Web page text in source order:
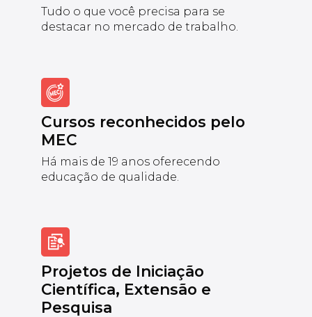
Tudo o que você precisa para se
destacar no mercado de trabalho.
Cursos reconhecidos pelo
MEC
Há mais de 19 anos oferecendo
educação de qualidade.
Projetos de Iniciação
Científica, Extensão e
Pesquisa